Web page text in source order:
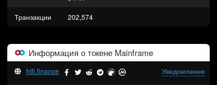
Транзакции 202,574
Информация о токене Mainframe
Уведомление
hifi.finance